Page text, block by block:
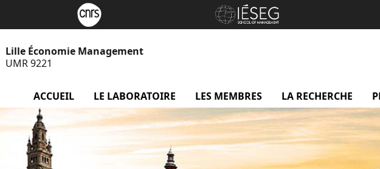
Lille Économie Management
UMR 9221
ACCUEIL LE LABORATOIRE menu Le laboratoire
LES MEMBRES menu Les membres
LA RECHERCHE